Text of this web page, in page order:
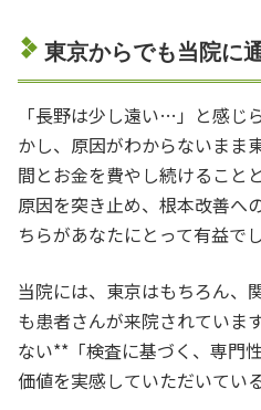
東京からでも当院に
「長野は少し遠い…」と感じ
かし、原因がわからないまま
間とお金を費やし続けること
原因を突き止め、根本改善へ
ちらがあなたにとって有益で
当院には、東京はもちろん、
も患者さんが来院されていま
ない**「検査に基づく、専門
価値を実感していただいてい